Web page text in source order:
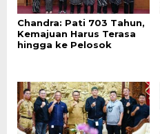
Chandra: Pati 703 Tahun,
Kemajuan Harus Terasa
hingga ke Pelosok